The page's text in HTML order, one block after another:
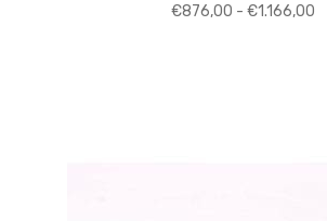
€876,00 - €1.166,00